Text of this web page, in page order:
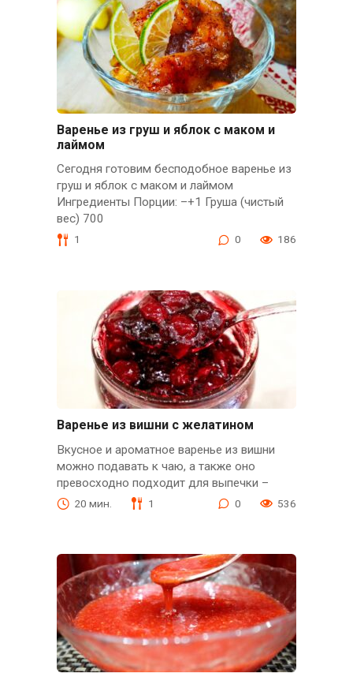
Варенье из груш и яблок с маком и
лаймом
Сегодня готовим бесподобное варенье из
груш и яблок с маком и лаймом
Ингредиенты Порции: –+1 Груша (чистый
вес) 700
1 0 186
Варенье из вишни с желатином
Вкусное и ароматное варенье из вишни
можно подавать к чаю, а также оно
превосходно подходит для выпечки –
20 мин. 1 0 536